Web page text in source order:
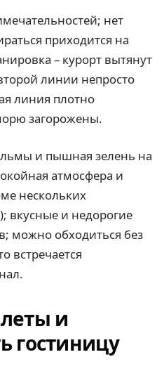
нет
приходится на
– курорт вытянут
линии непросто
линия плотно
загорожены.
и пышная зелень на
атмосфера и
нескольких
вкусные и недорогие
можно обходиться без
встречается
и
гостиницу